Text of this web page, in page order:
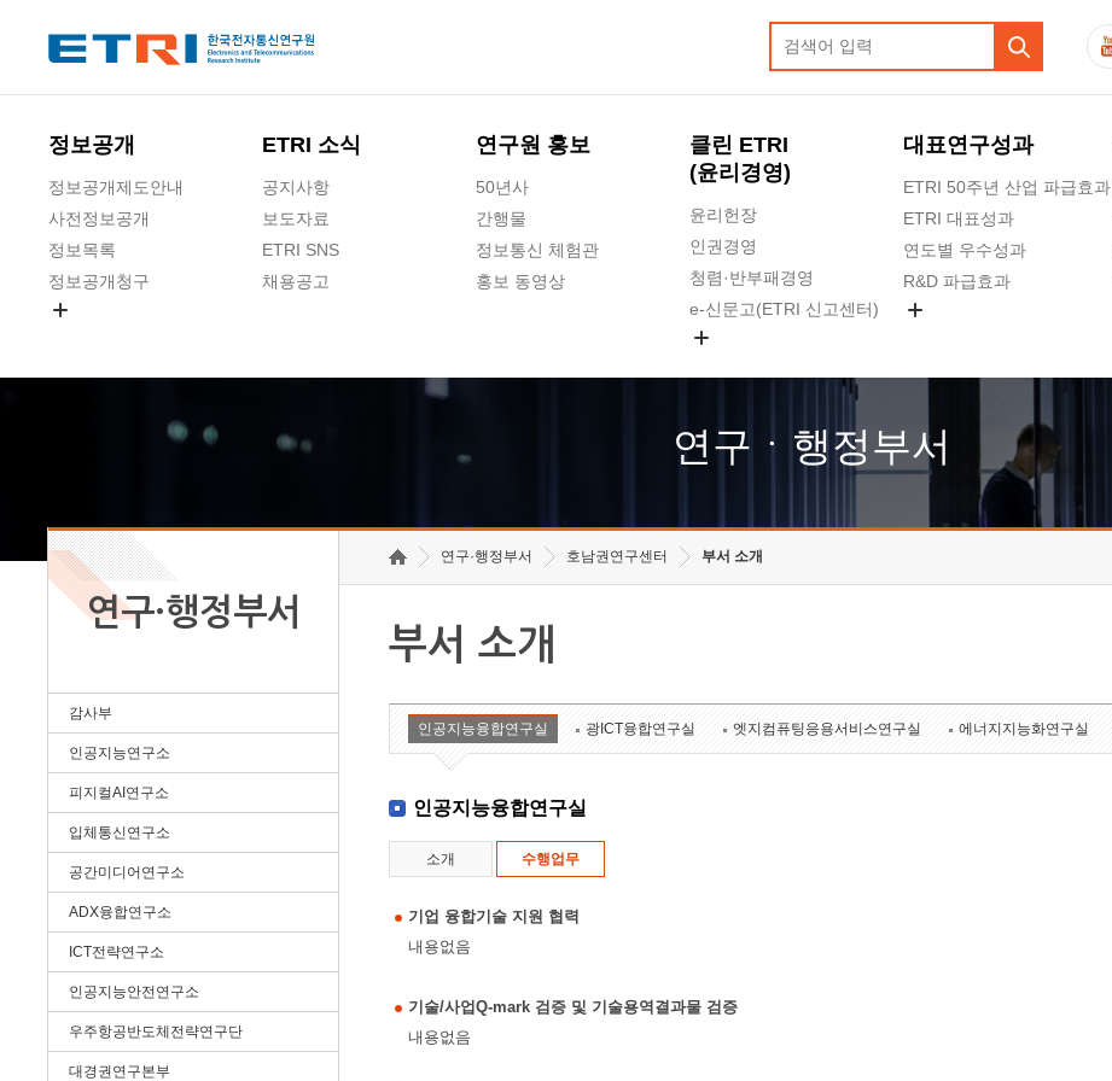
정보공개
정보공개제도안내
사전정보공개
정보목록
정보공개청구
ETRI 소식
공지사항
보도자료
ETRI SNS
채용공고
연구원 홍보
50년사
간행물
정보통신 체험관
홍보 동영상
클린 ETRI
(윤리경영)
윤리헌장
인권경영
청렴·반부패경영
e-신문고(ETRI 신고센터)
고객의소리
수의계약 현황
대표연구성과
ETRI 50주년 산업 파급효과
ETRI 대표성과
연도별 우수성과
R&D 파급효과
연구ㆍ행정부서
연구·행정부서
감사부
인공지능연구소
피지컬AI연구소
입체통신연구소
공간미디어연구소
ADX융합연구소
ICT전략연구소
인공지능안전연구소
우주항공반도체전략연구단
대경권연구본부
연구·행정부서 호남권연구센터 부서 소개
부서 소개
인공지능융합연구실 광ICT융합연구실 엣지컴퓨팅응용서비스연구실 에너지지능화연구실
인공지능융합연구실
소개 수행업무
기업 융합기술 지원 협력
내용없음
기술/사업Q-mark 검증 및 기술용역결과물 검증
내용없음